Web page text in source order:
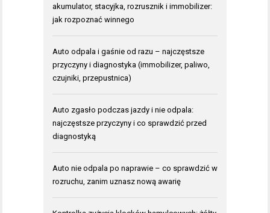
akumulator, stacyjka, rozrusznik i immobilizer:
jak rozpoznać winnego
Auto odpala i gaśnie od razu – najczęstsze
przyczyny i diagnostyka (immobilizer, paliwo,
czujniki, przepustnica)
Auto zgasło podczas jazdy i nie odpala:
najczęstsze przyczyny i co sprawdzić przed
diagnostyką
Auto nie odpala po naprawie – co sprawdzić w
rozruchu, zanim uznasz nową awarię